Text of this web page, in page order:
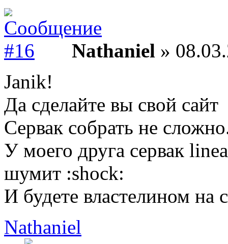
Nathaniel »
Janik!
Да сделайте вы свой сайт
Сервак собрать не
У моего друга сервак
шумит :shock:
И будете властелином на
Nathaniel